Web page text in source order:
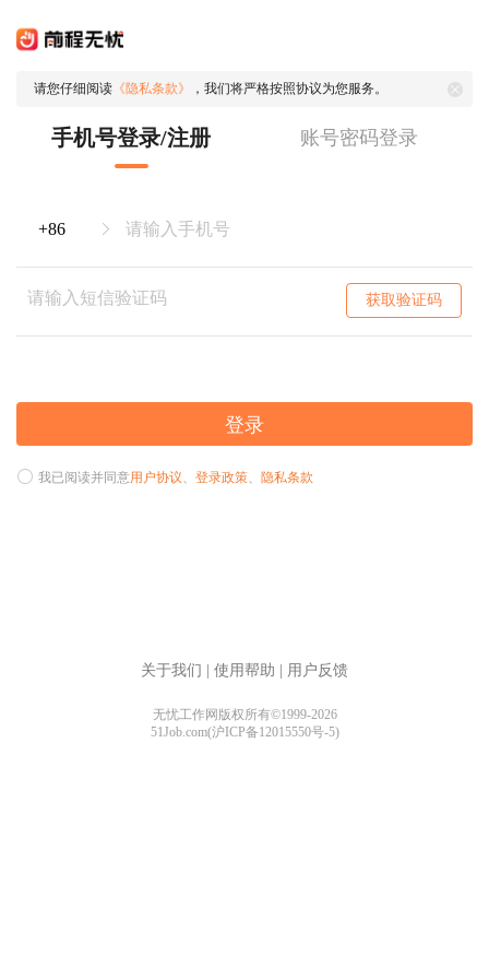
请您仔细阅读 《隐私条款》 ，我们将严格按照协议为您服务。
手机号登录/注册 账号密码登录
获取验证码
登录
我已阅读并同意用户协议、 登录政策、 隐私条款
关于我们 使用帮助 用户反馈
无忧工作网版权所有©1999-2026
51Job.com(沪ICP备12015550号-5)